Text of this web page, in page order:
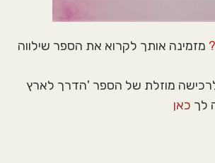
מזמינה אותך לקרוא את הספר שילווה
מוזלת של הספר 'הדרך לארץ
לך כאן